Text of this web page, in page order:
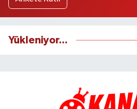
Yükleniyor...